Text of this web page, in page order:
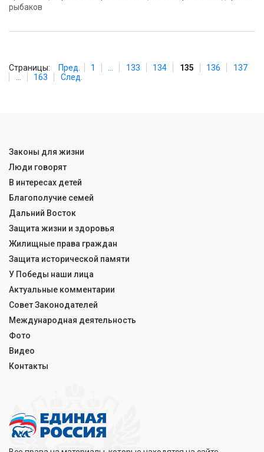
рыбаков
Страницы: Пред. 1 133 134 135 136
137
163 След.
Законы для жизни
Люди говорят
В интересах детей
Благополучие семей
Дальний Восток
Защита жизни и здоровья
Жилищные права граждан
Защита исторической памяти
У Победы наши лица
Актуальные комментарии
Совет Законодателей
Международная деятельность
Фото
Видео
Контакты